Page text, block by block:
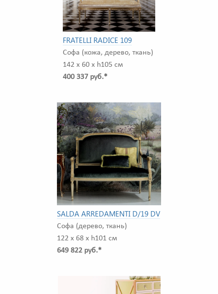
FRATELLI RADICE 109
Софа (кожа, дерево, ткань)
142 x 60 x h105 см
400 337 руб.*
SALDA ARREDAMENTI D/19 DV
Софа (дерево, ткань)
122 x 68 x h101 см
649 822 руб.*